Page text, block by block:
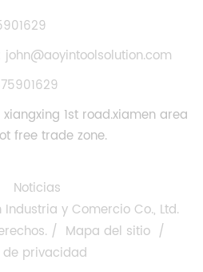
xiangxing 1st road.xiamen area
free trade zone.
Noticias
y Comercio Co., Ltd.
/ Mapa del sitio /
privacidad